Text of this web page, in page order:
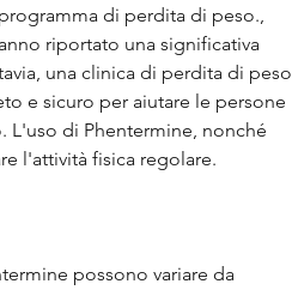
di perdita di peso.,
riportato una significativa
una clinica di perdita di peso
e sicuro per aiutare le persone
di Phentermine, nonché
l'attività fisica regolare.
possono variare da